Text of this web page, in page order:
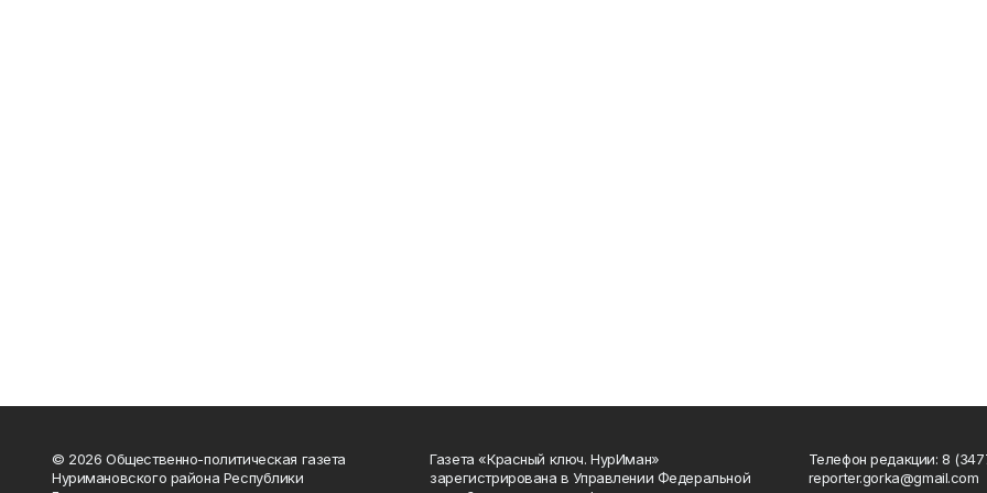
© 2026 Общественно-политическая газета
Нуримановского района Республики
Газета «Красный ключ. НурИман»
зарегистрирована в Управлении Федеральной
Телефон редакции: 8
reporter.gorka@gmail.com